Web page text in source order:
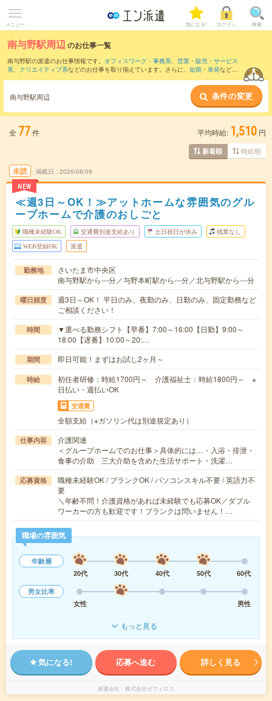
メニュー 気になる! ログイン 検索
南与野駅周辺のお仕事一覧
南与野駅の派遣のお仕事情報です。 オフィスワーク・事務系、 営業・販売・サービス
系、 クリエイティブ系などのお仕事を取り揃えています。さらに、 短期 ・ 単発などの
また、大宮(埼玉県)駅 北与野駅など近隣駅の
お仕事もご確認いただけます。
南与野駅周辺 条件の変更
全 77件 平均時給: 1,510 円
新着順 時給順
未読
NEW
掲載日 2026/08/09
≪週3日～OK！≫アットホームな雰囲気のグル
ープホームで介護のおしごと
職種未経験OK 交通費別途支給あり 土日祝日が休み 残業なし
WEB登録OK 派遣
勤務地
さいたま市中央区
南与野駅から---分／与野本町駅から---分／北与野駅から---分
曜日頻度
週3日～OK！ 平日のみ、夜勤のみ、日勤のみ、固定勤務など
ご相談ください！
時間
▼選べる勤務シフト【早番】7:00～16:00【日勤】9:00～
18:00【遅番】10:00～20:…
期間 即日可能！まずはお試し2ヶ月～
時給
初任者研修：時給1700円～ 介護福祉士：時給1800円～ ※
日払い・週払いOK
交通費
全額支給（※ガソリン代は別途規定あり）
仕事内容
介護関連
＜グループホームでのお仕事＞具体的には…・入浴・排泄・
食事の介助 三大介助を含めた生活サポート・洗濯…
応募資格
職種未経験OK / ブランクOK / パソコンスキル不要 / 英語力不
要
＼年齢不問！介護資格があれば未経験でも応募OK／ダブル
ワーカーの方も歓迎です！ブランクは問いません！…
職場の雰囲気
年齢層
20代
30代 40代 50代
60代
男女比率
女性
男性
もっと見る
気になる! 応募へ進む 詳しく見る
派遣会社 株式会社ゼフィロス